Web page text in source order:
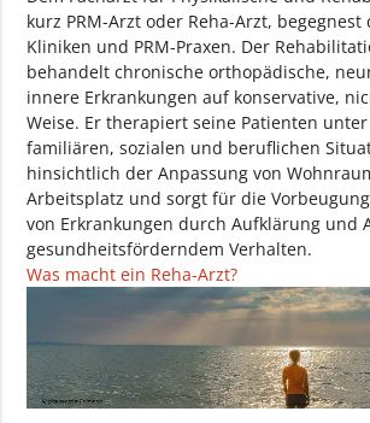
kurz PRM-Arzt oder Reha-Arzt, begegnest
Kliniken und PRM-Praxen. Der
behandelt chronische orthopädische,
innere Erkrankungen auf konservative,
Weise. Er therapiert seine Patienten
familiären, sozialen und beruflichen
hinsichtlich der Anpassung von
Arbeitsplatz und sorgt für die
von Erkrankungen durch Aufklärung und
gesundheitsförderndem Verhalten.
Was macht ein Reha-Arzt?